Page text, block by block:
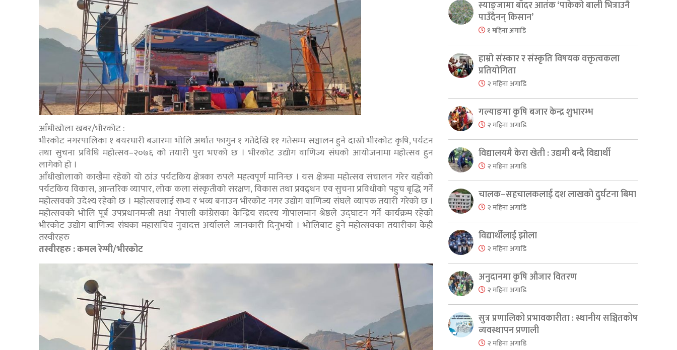
आँधीखोला खबर/भीरकोट :
भीरकोट नगरपालिका १ बयरघारी बजारमा भोलि अर्थात फागुन १ गतेदेखि ११ गतेसम्म सञ्चालन हुने दास्रो भीरकोट कृषि, पर्यटन
तथा सुचना प्रविधि महोत्सव–२०७६ को तयारी पुरा भएको छ । भीरकोट उद्योग वाणिज्य संघको आयोजनामा महोत्सव हुन
लागेको हो ।
आंँधीखोलाको काखैमा रहेको यो ठांउ पर्यटकिय क्षेत्रका रुपले महत्वपूर्ण मानिन्छ । यस क्षेत्रमा महोत्सव संचालन गरेर यहाँको
पर्यटकिय विकास, आन्तरिक व्यापार, लोक कला संस्कृतीको संरक्षण, विकास तथा प्रवद्र्धन एव सुचना प्रविधीको पहुच बृद्धि गर्ने
महोत्सवको उदेश्य रहेको छ । महोत्सवलाई सभ्य र भव्य बनाउन भीरकोट नगर उद्योग वाणिज्य संघले व्यापक तयारी गरेको छ ।
महोत्सवको भोलि पूर्ब उपप्रधानमन्त्री तथा नेपाली कांग्रेसका केन्द्रिय सदस्य गोपालमान श्रेष्ठले उद्घाटन गर्ने कार्यक्रम रहेको
भीरकोट उद्योग बाणिज्य संघका महासचिव नुवादत्त अर्यालले जानकारी दिनुभयो । भोलिबाट हुने महोत्सवका तयारीका केही
तस्वीरहरु
तस्वीरहरु : कमल रेग्मी/भीरकोट
स्याङ्जामा बाँदर आतंक ‘पाकेको बाली भित्राउनै
पाउँदैनन् किसान’
१ महिना अगाडि
हाम्रो संस्कार र संस्कृति विषयक वक्तृत्वकला
प्रतियोगिता
२ महिना अगाडि
गल्याङमा कृषि बजार केन्द्र शुभारम्भ
२ महिना अगाडि
विद्यालयमै केरा खेती : उद्यमी बन्दै विद्यार्थी
२ महिना अगाडि
चालक–सहचालकलाई दश लाखको दुर्घटना बिमा
२ महिना अगाडि
विद्यार्थीलाई झोला
२ महिना अगाडि
अनुदानमा कृषि औजार वितरण
२ महिना अगाडि
सुत्र प्रणालिको प्रभावकारीता : स्थानीय सञ्चितकोष
व्यवस्थापन प्रणाली
२ महिना अगाडि